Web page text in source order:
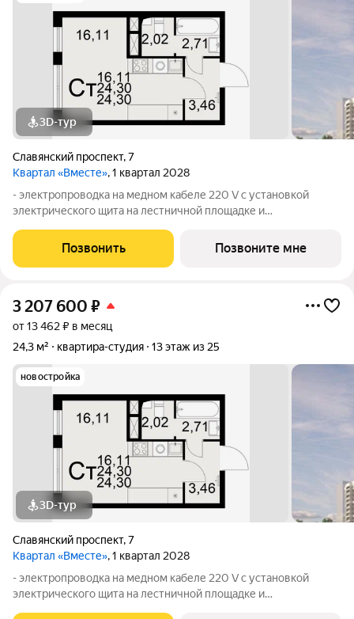
3D-тур
Славянский проспект,7
Квартал «Вместе», 1 квартал 2028
- электропроводка на медном кабеле 220 V с установкой
электрического щита на лестничной площадке и
стен, кроме стен лоджий, откосов дверных и оконных
проемов, ниш прохождения стояков
Позвонить Позвоните мне
3 207 600 ₽
от 13 462 ₽ в месяц
24,3 м²
квартира-студия 13 этаж из 25
новостройка
3D-тур
Славянский проспект,7
Квартал «Вместе», 1 квартал 2028
- электропроводка на медном кабеле 220 V с установкой
электрического щита на лестничной площадке и